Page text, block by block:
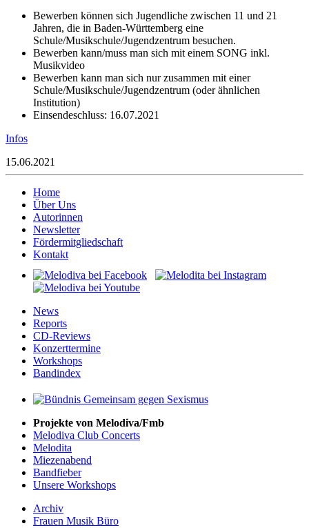
Bewerben können sich Jugendliche zwischen 11 und 21
Jahren, die in Baden-Württemberg eine
Schule/Musikschule/Jugendzentrum besuchen.
Bewerben kann/muss man sich mit einem SONG inkl.
Musikvideo
Bewerben kann man sich nur zusammen mit einer
Schule/Musikschule/Jugendzentrum (oder ähnlichen
Institution)
Einsendeschluss: 16.07.2021
Infos
15.06.2021
Home
Über Uns
Autorinnen
Newsletter
Fördermitgliedschaft
Kontakt
News
Reports
CD-Reviews
Konzerttermine
Workshops
Bandindex
Projekte von Melodiva/Fmb
Melodiva Club Concerts
Melodita
Miezenabend
Bandfieber
Unsere Workshops
Archiv
Frauen Musik Büro